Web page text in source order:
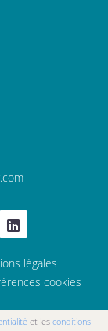
légales
cookies
et les conditions